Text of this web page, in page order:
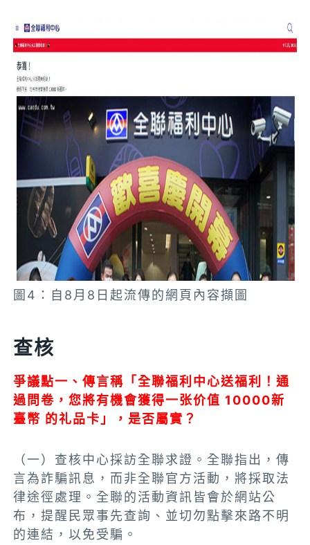
圖4：自8月8日起流傳的網頁內容擷圖
查核
爭議點一、傳言稱「全聯福利中心送福利！通
過問卷，您將有機會獲得一张价值 10000新
臺幣 的礼品卡」，是否屬實？
（一） 查核中心採訪全聯求證。全聯指出，傳
言為詐騙訊息，而非全聯官方活動，將採取法
律途徑處理。全聯的活動資訊皆會於網站公
布，提醒民眾事先查詢、並切勿點擊來路不明
的連結，以免受騙。